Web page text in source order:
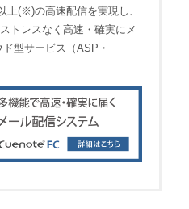
上(※)の高速配信を実現し、
トレスなく高速・確実にメ
型サービス（ASP・